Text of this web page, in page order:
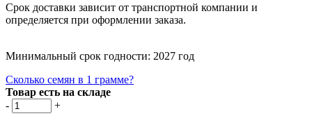
Срок доставки зависит от транспортной компании и
определяется при оформлении заказа.
Минимальный срок годности: 2027 год
Сколько семян в 1 грамме?
Товар есть на складе
-
+